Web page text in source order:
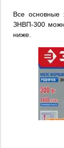
Все основные
ЗНВП-300
ниже.